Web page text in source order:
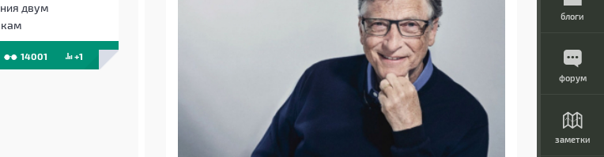
блоги
форум
заметки
двум
+1
14001